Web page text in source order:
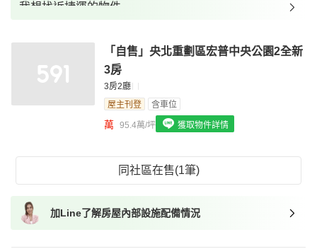
我想找近捷運的物件
我想找配備瓦斯爐的物件
我想找廁所開窗的物件
我想找具垃圾處理的物件
「自售」央北重劃區宏普中央公園2全新
3房
3房2廳
屋主刊登
含車位
萬 95.4萬/坪 獲取物件詳情
同社區在售(1筆)
加Line了解房屋內部設施配備情況